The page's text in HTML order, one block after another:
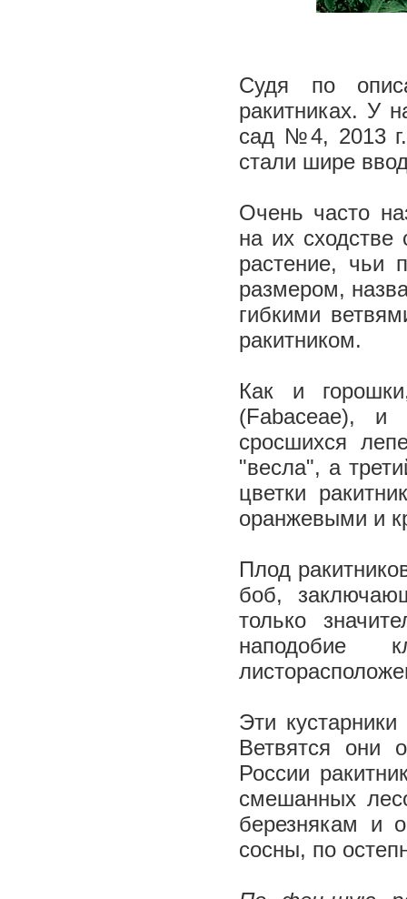
Судя по
ракитниках. У
сад №4, 2013
стали шире
Очень часто
на их сходстве
растение, чьи
размером,
гибкими
ракитником.
Как и
(Fabaceae), и
сросшихся
"весла", а
цветки
оранжевыми и
Плод
боб,
только
наподобие
Эти
Ветвятся они
России
смешанных
березнякам и
сосны, по